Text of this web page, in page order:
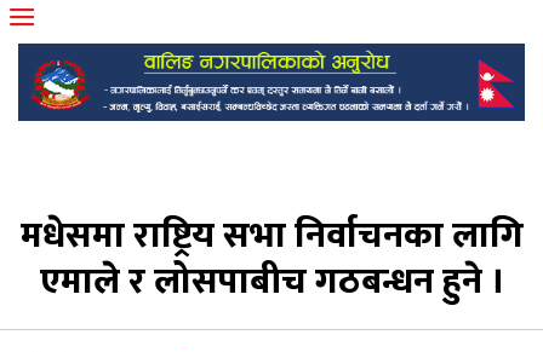
मधेसमा राष्ट्रिय सभा निर्वाचनका लागि
एमाले र लोसपाबीच गठबन्धन हुने ।